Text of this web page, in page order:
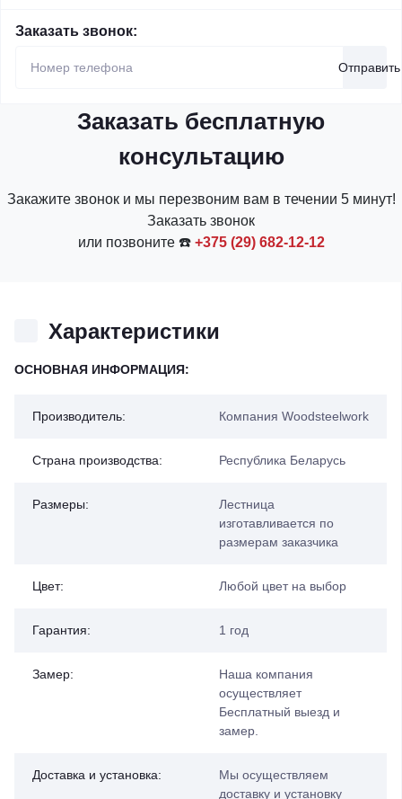
Заказать звонок:
Отправить
Заказать бесплатную
консультацию
Закажите звонок и мы перезвоним вам в течении 5 минут!
Заказать звонок
или позвоните ☎️ +375 (29) 682-12-12
Характеристики
ОСНОВНАЯ ИНФОРМАЦИЯ:
Производитель: Компания Woodsteelwork
Страна производства: Республика Беларусь
Размеры:
Лестница
изготавливается по
размерам заказчика
Цвет: Любой цвет на выбор
Гарантия: 1 год
Замер:
Наша компания
осуществляет
Бесплатный выезд и
замер.
Доставка и установка:
Мы осуществляем
доставку и установку